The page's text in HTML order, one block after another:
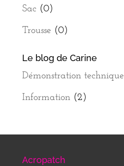
Sac (0)
Trousse (0)
Le blog de Carine
Démonstration technique
Information(2)
Acropatch